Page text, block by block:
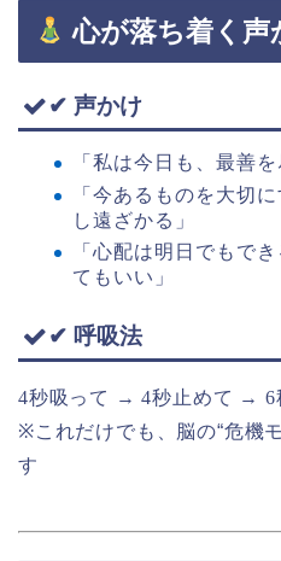
心が落ち着く声
✔ 声かけ
「私は今日も、最善
「今あるものを大切
し遠ざかる」
「心配は明日でもで
てもいい」
✔ 呼吸法
4秒吸って →4秒止めて → 6
※これだけでも、脳の“危機
す